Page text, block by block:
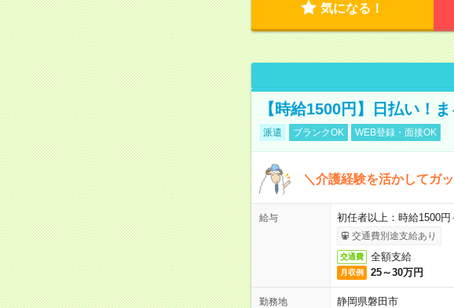
気になる！
【時給1500円】日払い！
派遣 ブランクOK WEB登録・面接OK
＼介護経験を活かしてガ
給与 初任者以上：時給1500
交通費別途支給あり
交通費 全額支給
月収例 25～30万円
勤務地
静岡県磐田市